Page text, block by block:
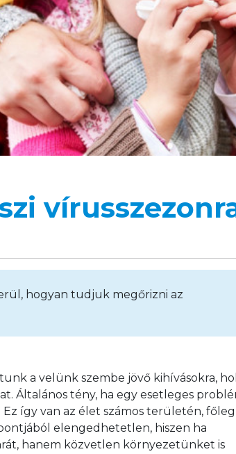
hogyan tudjuk megőrizni az
a velünk szembe jövő kihívásokra,
Általános tény, ha egy esetleges
így van az élet számos területén,
elengedhetetlen, hiszen ha
hanem közvetlen környezetünket is